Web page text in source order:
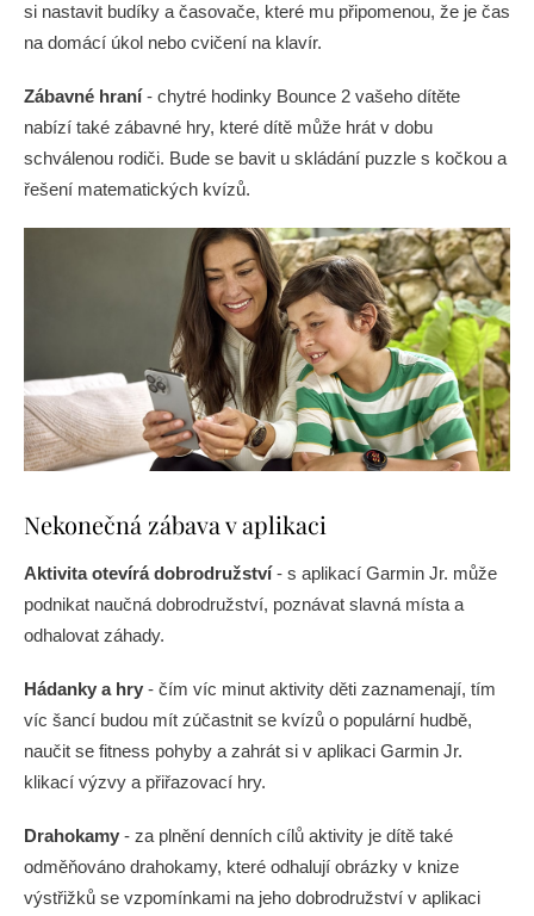
si nastavit budíky a časovače, které mu připomenou, že je čas
na domácí úkol nebo cvičení na klavír.
Zábavné hraní- chytré hodinky Bounce 2 vašeho dítěte
nabízí také zábavné hry, které dítě může hrát v dobu
schválenou rodiči. Bude se bavit u skládání puzzle s kočkou a
řešení matematických kvízů.
Nekonečná zábava v aplikaci
Aktivita otevírá dobrodružství- s aplikací Garmin Jr. může
podnikat naučná dobrodružství, poznávat slavná místa a
odhalovat záhady.
Hádanky a hry - čím víc minut aktivity děti zaznamenají, tím
víc šancí budou mít zúčastnit se kvízů o populární hudbě,
naučit se fitness pohyby a zahrát si v aplikaci Garmin Jr.
klikací výzvy a přiřazovací hry.
Drahokamy - za plnění denních cílů aktivity je dítě také
odměňováno drahokamy, které odhalují obrázky v knize
výstřižků se vzpomínkami na jeho dobrodružství v aplikaci